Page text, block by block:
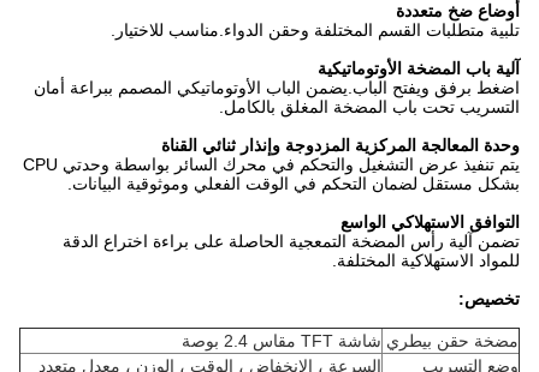
أوضاع ضخ متعددة
تلبية متطلبات القسم المختلفة وحقن الدواء.مناسب للاختيار.
آلية باب المضخة الأوتوماتيكية
اضغط برفق ويفتح الباب.يضمن الباب الأوتوماتيكي المصمم ببراعة أمان
التسريب تحت باب المضخة المغلق بالكامل.
وحدة المعالجة المركزية المزدوجة وإنذار ثنائي القناة
يتم تنفيذ عرض التشغيل والتحكم في محرك السائر بواسطة وحدتي CPU
بشكل مستقل لضمان التحكم في الوقت الفعلي وموثوقية البيانات.
التوافق الاستهلاكي الواسع
تضمن آلية رأس المضخة التمعجية الحاصلة على براءة اختراع الدقة
للمواد الاستهلاكية المختلفة.
تخصيص:
مضخة حقن بيطري شاشة TFT مقاس 2.4 بوصة
وضع التسريب
السرعة ، الانخفاض ، الوقت ، الوزن ، معدل متعدد